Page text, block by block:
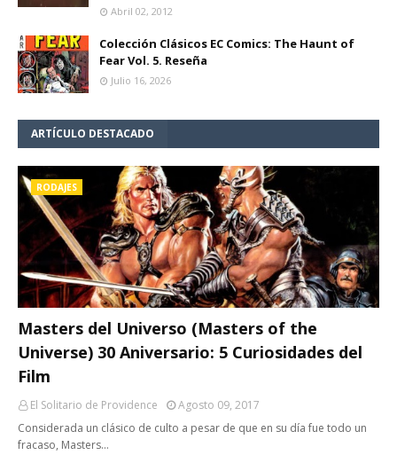
Abril 02, 2012
Colección Clásicos EC Comics: The Haunt of
Fear Vol. 5. Reseña
Julio 16, 2026
ARTÍCULO DESTACADO
RODAJES
Masters del Universo (Masters of the
Universe) 30 Aniversario: 5 Curiosidades del
Film
El Solitario de Providence
Agosto 09, 2017
Considerada un clásico de culto a pesar de que en su día fue todo un
fracaso, Masters…